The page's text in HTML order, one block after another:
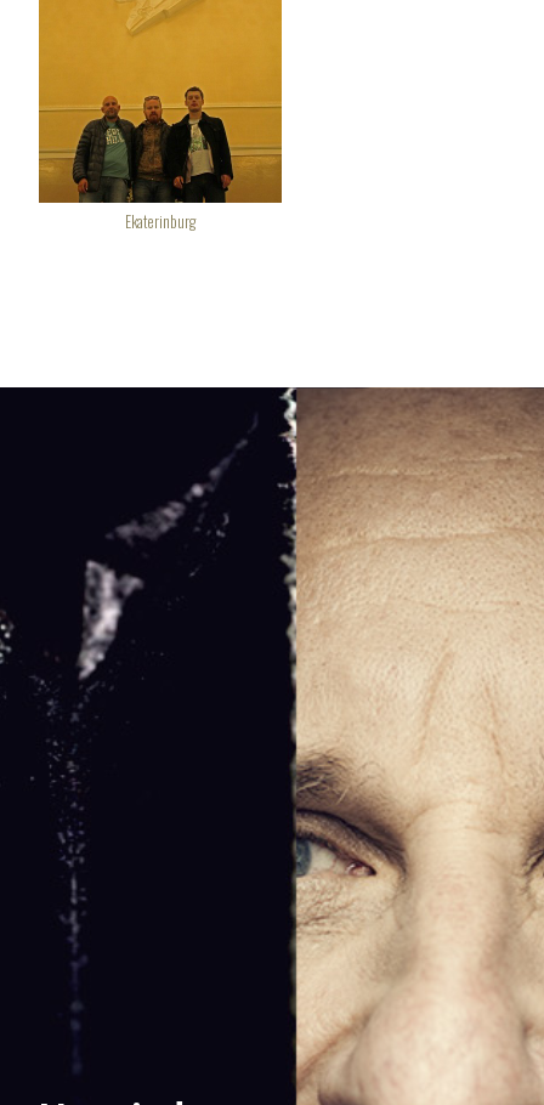
Ekaterinburg